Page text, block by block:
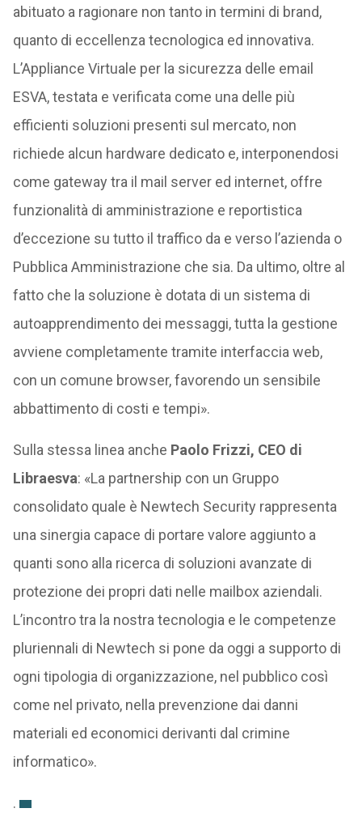
abituato a ragionare non tanto in termini di brand,
quanto di eccellenza tecnologica ed innovativa.
L’Appliance Virtuale per la sicurezza delle email
ESVA, testata e verificata come una delle più
efficienti soluzioni presenti sul mercato, non
richiede alcun hardware dedicato e, interponendosi
come gateway tra il mail server ed internet, offre
funzionalità di amministrazione e reportistica
d’eccezione su tutto il traffico da e verso l’azienda o
Pubblica Amministrazione che sia. Da ultimo, oltre al
fatto che la soluzione è dotata di un sistema di
autoapprendimento dei messaggi, tutta la gestione
avviene completamente tramite interfaccia web,
con un comune browser, favorendo un sensibile
abbattimento di costi e tempi».
Sulla stessa linea anche Paolo Frizzi, CEO di
Libraesva: «La partnership con un Gruppo
consolidato quale è Newtech Security rappresenta
una sinergia capace di portare valore aggiunto a
quanti sono alla ricerca di soluzioni avanzate di
protezione dei propri dati nelle mailbox aziendali.
L’incontro tra la nostra tecnologia e le competenze
pluriennali di Newtech si pone da oggi a supporto di
ogni tipologia di organizzazione, nel pubblico così
come nel privato, nella prevenzione dai danni
materiali ed economici derivanti dal crimine
informatico».
.